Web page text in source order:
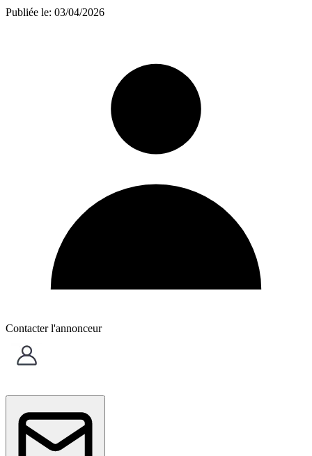
Publiée le: 03/04/2026
Contacter l'annonceur